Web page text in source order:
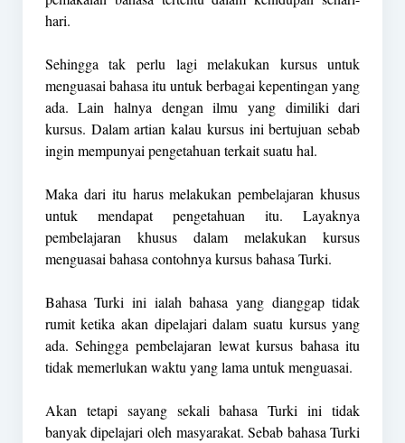
hari.
Sehingga tak perlu lagi melakukan kursus untuk
menguasai bahasa itu untuk berbagai kepentingan yang
ada. Lain halnya dengan ilmu yang dimiliki dari
kursus. Dalam artian kalau kursus ini bertujuan sebab
ingin mempunyai pengetahuan terkait suatu hal.
Maka dari itu harus melakukan pembelajaran khusus
untuk mendapat pengetahuan itu. Layaknya
pembelajaran khusus dalam melakukan kursus
menguasai bahasa contohnya kursus bahasa Turki.
Bahasa Turki ini ialah bahasa yang dianggap tidak
rumit ketika akan dipelajari dalam suatu kursus yang
ada. Sehingga pembelajaran lewat kursus bahasa itu
tidak memerlukan waktu yang lama untuk menguasai.
Akan tetapi sayang sekali bahasa Turki ini tidak
banyak dipelajari oleh masyarakat. Sebab bahasa Turki